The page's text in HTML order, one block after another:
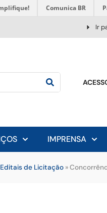
Comunica BR
Ir
IMPRENSA
Editais de Licitação»